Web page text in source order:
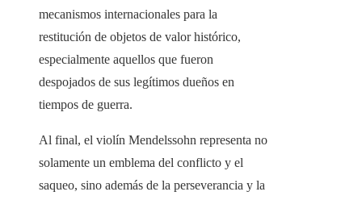
mecanismos internacionales para la
restitución de objetos de valor histórico,
especialmente aquellos que fueron
despojados de sus legítimos dueños en
tiempos de guerra.
Al final, el violín Mendelssohn representa no
solamente un emblema del conflicto y el
saqueo, sino además de la perseverancia y la